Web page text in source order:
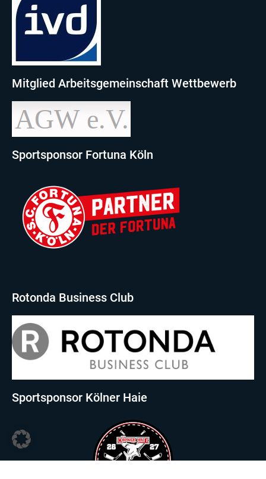
Mitglied Arbeitsgemeinschaft Wettbewerb
Sportsponsor Fortuna Köln
Rotonda Business Club
Sportsponsor Kölner Haie